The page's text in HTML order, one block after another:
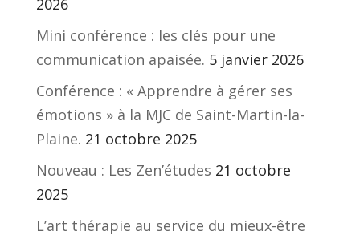
2026
Mini conférence : les clés pour une
communication apaisée. 5 janvier 2026
Conférence : « Apprendre à gérer ses
émotions » à la MJC de Saint-Martin-la-
Plaine. 21 octobre 2025
Nouveau : Les Zen’études 21 octobre
2025
L’art thérapie au service du mieux-être